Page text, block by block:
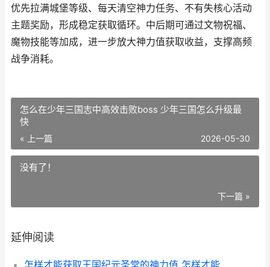
优先拉满城堡等级、每天清空神力任务、不有失核心活动
主题奖励，形成稳定获取循环。中后期可通过文物祝福、
魔物技能等加成，进一步放大神力值获取收益，支撑高频
战争消耗。
怎么在少年三国志中高效击败boss 少年三国怎么升级最
快
« 上一篇 2026-05-30
没有了！
下一篇 »
延伸阅读